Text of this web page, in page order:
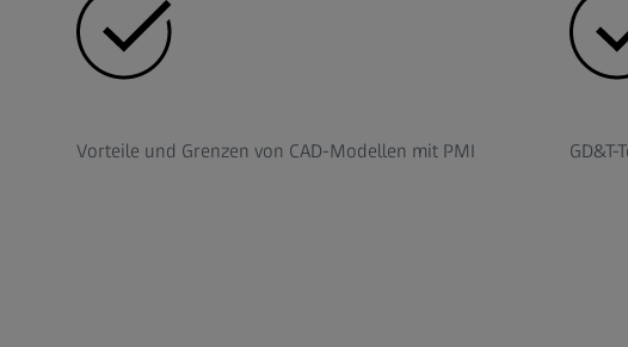
Vorteile und Grenzen von CAD-Modellen mit PMI GD&T-